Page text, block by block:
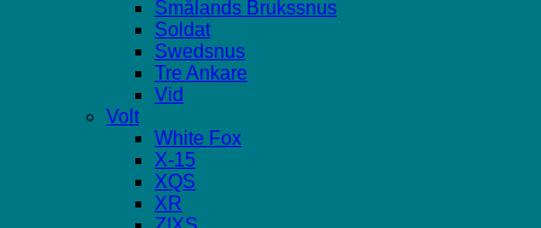
Smålands Brukssnus
Soldat
Swedsnus
Tre Ankare
Vid
Volt
White Fox
X-15
XQS
XR